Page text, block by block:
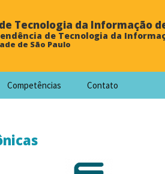
Tecnologia da Informação
de Tecnologia da
de São Paulo
Competências Contato